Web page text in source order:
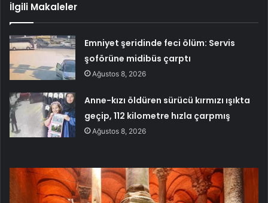
İlgili Makaleler
Emniyet şeridinde feci ölüm: Servis
şoförüne midibüs çarptı
Ağustos 8, 2026
Anne-kızı öldüren sürücü kırmızı ışıkta
geçip, 112 kilometre hızla çarpmış
Ağustos 8, 2026